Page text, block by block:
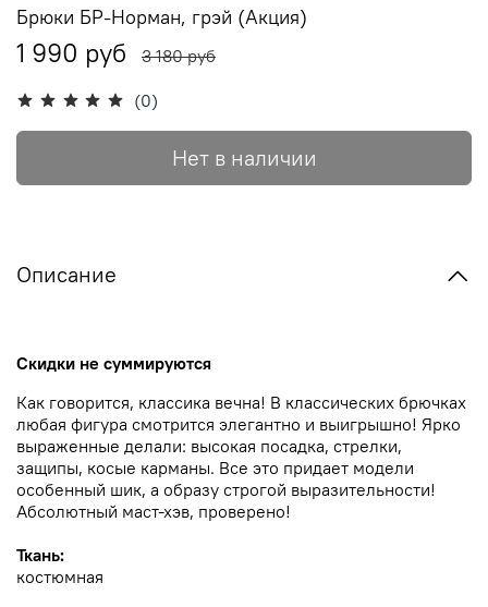
(0)
Брюки БР-Норман, грэй (Акция)
1 990 руб 3 180 руб
Нет в наличии
Описание
Скидки не суммируются
Как говорится, классика вечна! В классических брючках
любая фигура смотрится элегантно и выигрышно! Ярко
выраженные делали: высокая посадка, стрелки,
защипы, косые карманы. Все это придает модели
особенный шик, а образу строгой выразительности!
Абсолютный маст-хэв, проверено!
Ткань:
костюмная